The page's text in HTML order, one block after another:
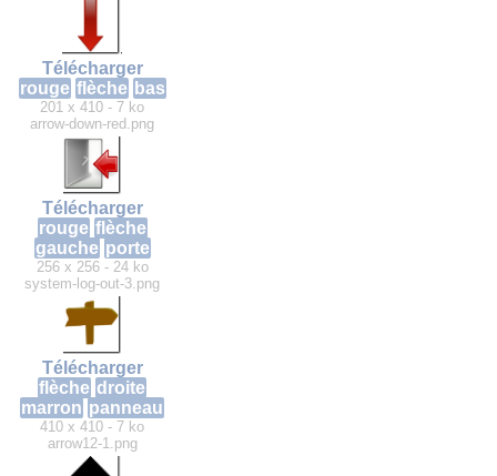
Télécharger
rouge flèche bas
201 x 410 - 7 ko
arrow-down-red.png
Télécharger
rouge flèche
gauche porte
256 x 256 - 24 ko
system-log-out-3.png
Télécharger
flèche droite
marron panneau
410 x 410 - 7 ko
arrow12-1.png